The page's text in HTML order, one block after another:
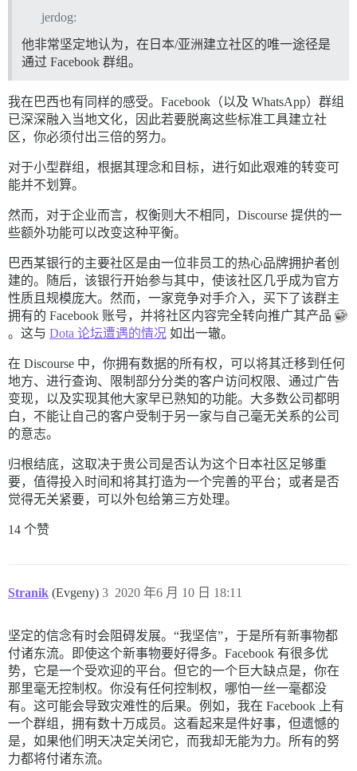
jerdog:
他非常坚定地认为，在日本/亚洲建立社区的唯一途径是
通过 Facebook 群组。
我在巴西也有同样的感受。Facebook（以及 WhatsApp）群组
已深深融入当地文化，因此若要脱离这些标准工具建立社
区，你必须付出三倍的努力。
对于小型群组，根据其理念和目标，进行如此艰难的转变可
能并不划算。
然而，对于企业而言，权衡则大不相同，Discourse 提供的一
些额外功能可以改变这种平衡。
巴西某银行的主要社区是由一位非员工的热心品牌拥护者创
建的。随后，该银行开始参与其中，使该社区几乎成为官方
性质且规模庞大。然而，一家竞争对手介入，买下了该群主
拥有的 Facebook 账号，并将社区内容完全转向推广其产品
。这与 Dota 论坛遭遇的情况 如出一辙。
在 Discourse 中，你拥有数据的所有权，可以将其迁移到任何
地方、进行查询、限制部分分类的客户访问权限、通过广告
变现，以及实现其他大家早已熟知的功能。大多数公司都明
白，不能让自己的客户受制于另一家与自己毫无关系的公司
的意志。
归根结底，这取决于贵公司是否认为这个日本社区足够重
要，值得投入时间和将其打造为一个完善的平台；或者是否
觉得无关紧要，可以外包给第三方处理。
14 个赞
Stranik (Evgeny) 2020 年6 月 10 日 18:11
3
坚定的信念有时会阻碍发展。“我坚信”，于是所有新事物都
付诸东流。即使这个新事物要好得多。Facebook 有很多优
势，它是一个受欢迎的平台。但它的一个巨大缺点是，你在
那里毫无控制权。你没有任何控制权，哪怕一丝一毫都没
有。这可能会导致灾难性的后果。例如，我在 Facebook 上有
一个群组，拥有数十万成员。这看起来是件好事，但遗憾的
是，如果他们明天决定关闭它，而我却无能为力。所有的努
力都将付诸东流。